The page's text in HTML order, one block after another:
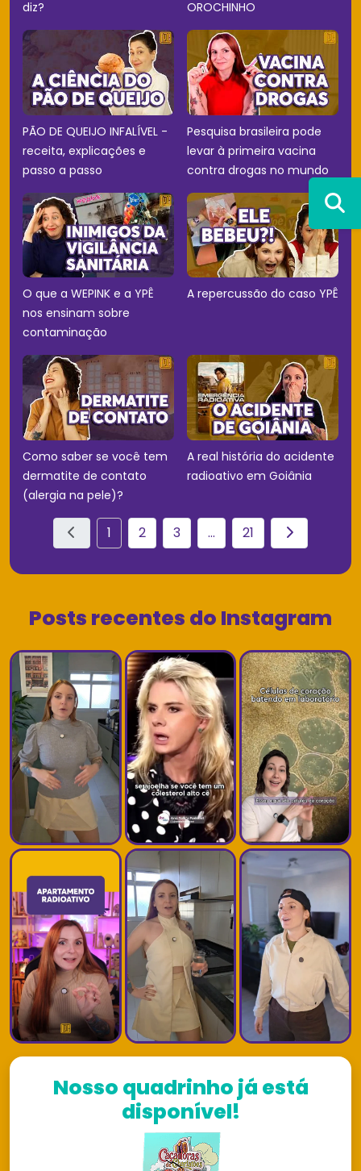
diz? OROCHINHO
PÃO DE QUEIJO INFALÍVEL -
receita, explicações e
passo a passo
Pesquisa brasileira pode
levar à primeira vacina
contra drogas no mundo
O que a WEPINK e a YPÊ
nos ensinam sobre
contaminação
A repercussão do caso YPÊ
Como saber se você tem
dermatite de contato
(alergia na pele)?
A real história do acidente
radioativo em Goiânia
1 2 3 ... 21
Posts recentes do Instagram
Nosso quadrinho já está
disponível!